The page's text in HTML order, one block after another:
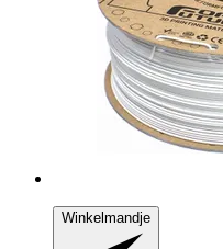
Winkelmandje